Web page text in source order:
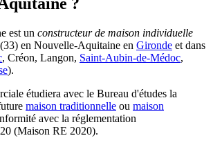
est un constructeur de maison individuelle
en Nouvelle-Aquitaine en Gironde et dans
, Créon, Langon, Saint-Aubin-de-Médoc,
).
étudiera avec le Bureau d'études la
maison traditionnelle ou maison
avec la réglementation
(Maison RE 2020).